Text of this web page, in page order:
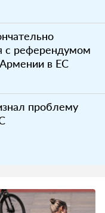
с референдумом
в ЕС
проблему